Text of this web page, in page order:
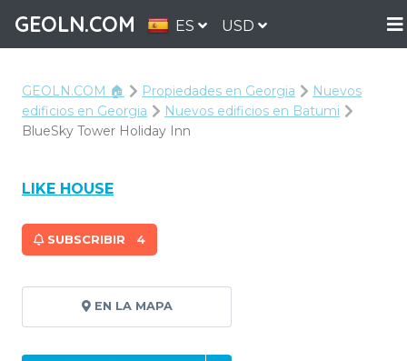
GEOLN.COM ES USD
GEOLN.COM 🏠 Propiedades en Georgia
Nuevos
edificios en Georgia
Nuevos edificios en Batumi
BlueSky Tower Holiday Inn
LIKE HOUSE
SUBSCRIBIR 4
EN LA MAPA